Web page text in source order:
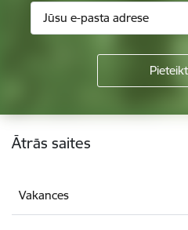
Kājene
Ātrās saites
Vakances